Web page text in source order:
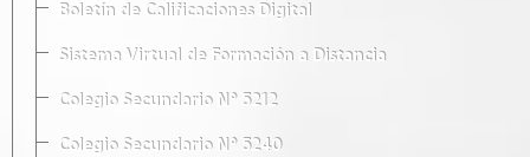
Boletín de Calificaciones Digital
Sistema Virtual de Formación a Distancia
Colegio Secundario Nº 5212
Colegio Secundario Nº 5240